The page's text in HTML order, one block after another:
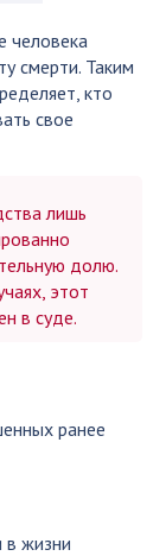
человека
смерти. Таким
кто
свое
лишь
долю.
этот
в суде.
ранее
в жизни